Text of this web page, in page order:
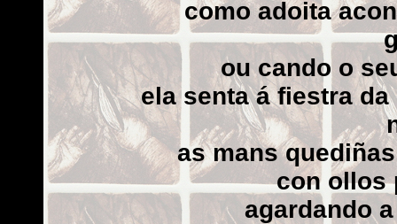
como adoita
ou cando o
ela senta á fiestra
as mans
con ollos
agardando